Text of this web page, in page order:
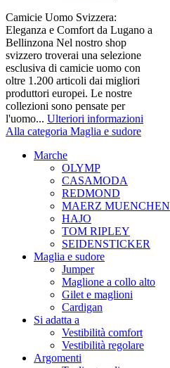
Camicie Uomo Svizzera:
Eleganza e Comfort da Lugano a
Bellinzona Nel nostro shop
svizzero troverai una selezione
esclusiva di camicie uomo con
oltre 1.200 articoli dai migliori
produttori europei. Le nostre
collezioni sono pensate per
l'uomo... Ulteriori informazioni
Alla categoria Maglia e sudore
Marche
OLYMP
CASAMODA
REDMOND
MAERZ MUENCHEN
HAJO
TOM RIPLEY
SEIDENSTICKER
Maglia e sudore
Jumper
Maglione a collo alto
Gilet e maglioni
Cardigan
Si adatta a
Vestibilità comfort
Vestibilità regolare
Argomenti